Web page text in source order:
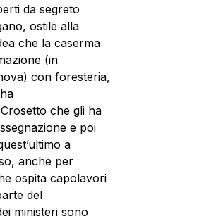
da segreto
ostile alla
che la caserma
(in
con foresteria,
che gli ha
e poi
a
anche per
ospita capolavori
del
ministeri sono